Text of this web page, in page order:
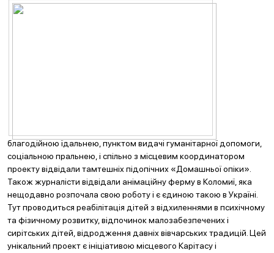
благодійною їдальнею, пунктом видачі гуманітарної допомоги,
соціальною пральнею, і спільно з місцевим координатором
проекту відвідали тамтешніх підопічних «Домашньої опіки».
Також журналісти відвідали анімаційну ферму в Коломиї, яка
нещодавно розпочала свою роботу і є єдиною такою в Україні.
Тут проводиться реабілітація дітей з відхиленнями в психічному
та фізичному розвитку, відпочинок малозабезпечених і
сирітських дітей, відродження давніх вівчарських традицій. Цей
унікальний проект є ініціативою місцевого Карітасу і